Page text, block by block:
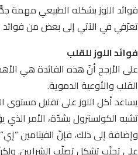
فوائد اللوز بشكله الطبيعي مهمة
تعرّفي في الآتي إلى بعض من فوائد
فوائد اللوز للقلب
على الأرجح أنّ هذه الفائدة هي
القلب والأوعية الدموية.
يساعد أكل اللوز على تقليل مستوى
تشبه الكولسترول بشدّة، الأمر
على تجنّب تشكل تصلّب الشرايين.